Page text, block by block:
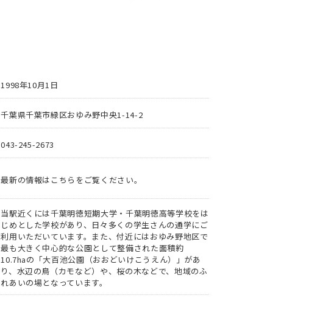
1998年10月1日
千葉県千葉市緑区おゆみ野中央1-14-2
043-245-2673
最新の情報はこちらをご覧ください。
当駅近くには千葉明徳短期大学・千葉明徳高等学校をは
じめとした学校があり、日々多くの学生さんの通学にご
利用いただいています。また、付近にはおゆみ野地区で
最も大きく中心的な公園として整備された面積約
10.7haの「大百池公園（おおどいけこうえん）」があ
り、水辺の鳥（カモなど）や、桜の木などで、地域のふ
れあいの場となっています。